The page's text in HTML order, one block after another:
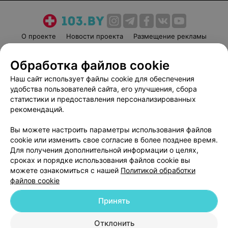
О проекте Новости проекта
Размещение рекламы
Пользовательское соглашение
Способы оплаты
Вакансии
Партнеры
Написать руководителю 103.by
Обработка персональных данных
© 2026 ООО «Артокс Лаб», УНП 191700409
| 220012, Республика Беларусь,
Обработка файлов cookie
Наш сайт использует файлы cookie для обеспечения
удобства пользователей сайта, его улучшения, сбора
статистики и предоставления персонализированных
рекомендаций.
Вы можете настроить параметры использования файлов
cookie или изменить свое согласие в более позднее время.
Для получения дополнительной информации о целях,
сроках и порядке использования файлов cookie вы
можете ознакомиться с нашей Политикой обработки
файлов cookie
Отклонить
Принять